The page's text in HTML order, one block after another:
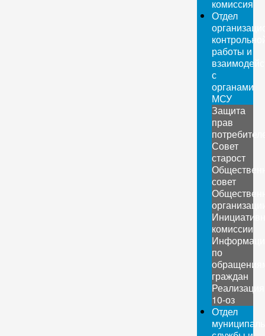
комиссия
Отдел
работы и
с
органами
МСУ
Защита
прав
Совет
старост
совет
комиссии
по
граждан
Реализация
10-оз
Отдел